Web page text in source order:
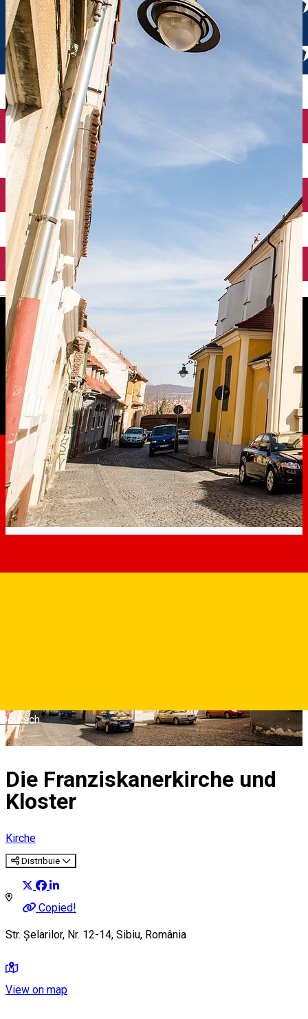
English
Deutsch
Die Franziskanerkirche und
Kloster
Kirche
Distribuie
Copied!
Str. Șelarilor, Nr. 12-14, Sibiu, România
View on map